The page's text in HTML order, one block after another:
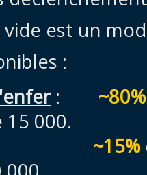
vide est un
:
: ~80%
15 000.
~15%